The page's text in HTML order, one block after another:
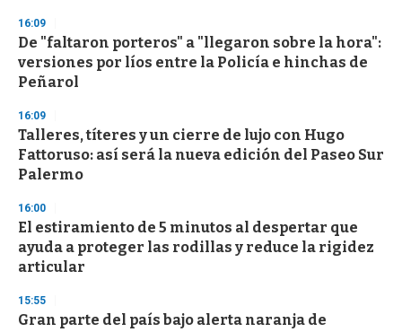
16:09
De "faltaron porteros" a "llegaron sobre la hora":
versiones por líos entre la Policía e hinchas de
Peñarol
16:09
Talleres, títeres y un cierre de lujo con Hugo
Fattoruso: así será la nueva edición del Paseo Sur
Palermo
16:00
El estiramiento de 5 minutos al despertar que
ayuda a proteger las rodillas y reduce la rigidez
articular
15:55
Gran parte del país bajo alerta naranja de